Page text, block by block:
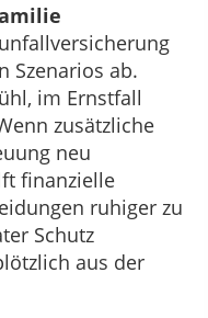
Szenarios ab.
im Ernstfall
zusätzliche
neu
finanzielle
ruhiger zu
Schutz
aus der